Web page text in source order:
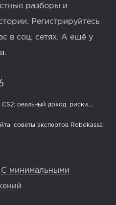
разборы и
Регистрируйтесь
в соц. сетях. А ещё у
.
реальный доход, риски,...
советы экспертов Robokassa
С минимальными